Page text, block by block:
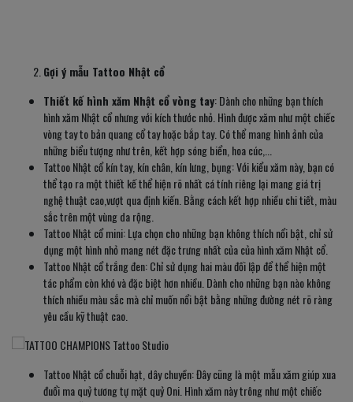
Gợi ý mẫu Tattoo Nhật cổ
Thiết kế hình xăm Nhật cổ vòng tay: Dành cho những bạn thích
hình xăm Nhật cổ nhưng với kích thước nhỏ. Hình được xăm như một chiếc
vòng tay to bản quang cổ tay hoặc bắp tay. Có thể mang hình ảnh của
những biểu tượng như trên, kết hợp sóng biển, hoa cúc,...
Tattoo Nhật cổ kín tay, kín chân, kín lưng, bụng: Với kiểu xăm này, bạn có
thể tạo ra một thiết kế thể hiện rõ nhất cá tính riêng lại mang giá trị
nghệ thuật cao,vượt qua định kiến. Bằng cách kết hợp nhiều chi tiết, màu
sắc trên một vùng da rộng.
Tattoo Nhật cổ mini: Lựa chọn cho những bạn không thích nổi bật, chỉ sử
dụng một hình nhỏ mang nét đặc trưng nhất của của hình xăm Nhật cổ.
Tattoo Nhật cổ trắng đen: Chỉ sử dụng hai màu đối lập để thể hiện một
tác phẩm còn khó và đặc biệt hơn nhiều. Dành cho những bạn nào không
thích nhiều màu sắc mà chỉ muốn nổi bật bằng những đường nét rõ ràng
yêu cầu kỹ thuật cao.
Tattoo Nhật cổ chuỗi hạt, dây chuyền: Đây cũng là một mẫu xăm giúp xua
đuổi ma quỷ tương tự mặt quỷ Oni. Hình xăm này trông như một chiếc